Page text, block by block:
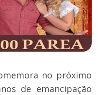
no próximo
de emancipação